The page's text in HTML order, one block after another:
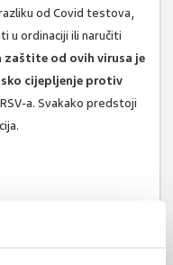
od Covid testova,
u ordinaciji ili naručiti
od ovih virusa je
cijepljenje protiv
a. Svakako predstoji